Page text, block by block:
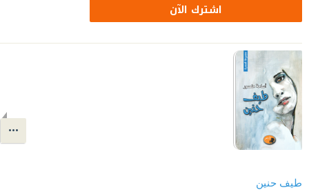
اشترك الآن
طيف حنين